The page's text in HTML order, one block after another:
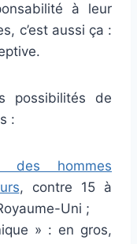
à leur
c’est aussi ça :
possibilités de
:
des hommes
, contre 15 à
Uni ;
» : en gros,